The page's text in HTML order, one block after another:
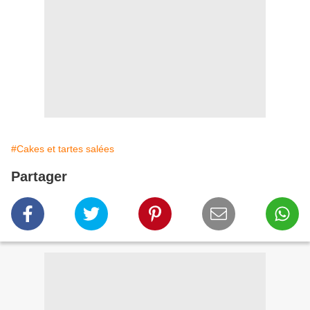
#Cakes et tartes salées
Partager